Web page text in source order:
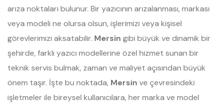
arıza noktaları bulunur. Bir yazıcının arızalanması, markası
veya modeli ne olursa olsun, işlerimizi veya kişisel
görevlerimizi aksatabilir. Mersin gibi büyük ve dinamik bir
şehirde, farklı yazıcı modellerine özel hizmet sunan bir
teknik servis bulmak, zaman ve maliyet açısından büyük
önem taşır. İşte bu noktada, Mersin ve çevresindeki
işletmeler ile bireysel kullanıcılara, her marka ve model